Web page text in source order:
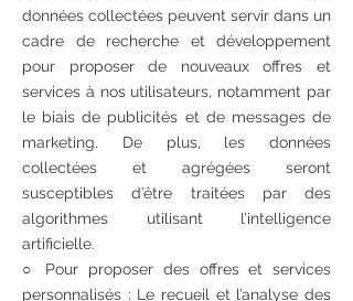
données collectées peuvent servir dans un
cadre de recherche et développement
pour proposer de nouveaux offres et
services à nos utilisateurs, notamment par
le biais de publicités et de messages de
marketing. De plus, les données
collectées et agrégées seront
susceptibles d’être traitées par des
algorithmes utilisant l’intelligence
artificielle.
○ Pour proposer des offres et services
personnalisés : Le recueil et l’analyse des